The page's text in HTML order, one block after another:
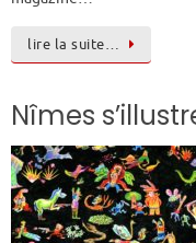
lire la suite…
Nîmes